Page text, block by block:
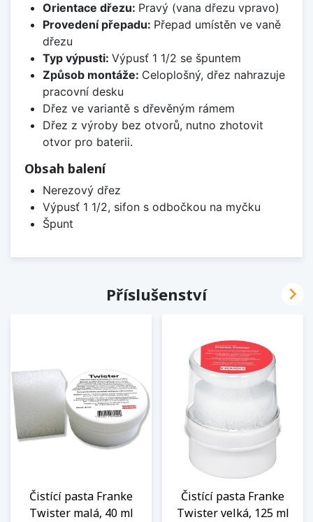
Orientace dřezu: Pravý (vana dřezu vpravo)
Provedení přepadu: Přepad umístěn ve vaně
dřezu
Typ výpusti: Výpusť 1 1/2 se špuntem
Způsob montáže: Celoplošný, dřez nahrazuje
pracovní desku
Dřez ve variantě s dřevěným rámem
Dřez z výroby bez otvorů, nutno zhotovit
otvor pro baterii.
Obsah balení
Nerezový dřez
Výpusť 1 1/2, sifon s odbočkou na myčku
Špunt
Příslušenství
Čistící pasta Franke
Twister malá, 40 ml
Čistící pasta Franke
Twister velká, 125 ml
